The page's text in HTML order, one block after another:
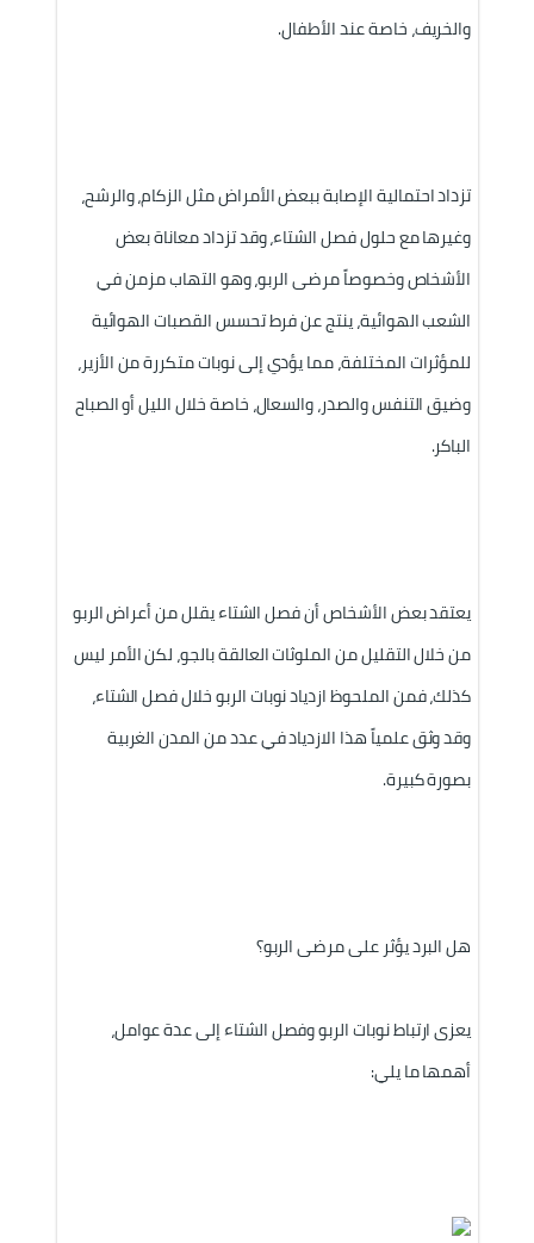
والخريف، خاصة عند الأطفال.
تزداد احتمالية الإصابة ببعض الأمراض مثل الزكام، والرشح،
وغيرها مع حلول فصل الشتاء، وقد تزداد معاناة بعض
الأشخاص وخصوصاً مرضى الربو، وهو التهاب مزمن في
الشعب الهوائية، ينتج عن فرط تحسس القصبات الهوائية
للمؤثرات المختلفة، مما يؤدي إلى نوبات متكررة من الأزير،
وضيق التنفس والصدر، والسعال، خاصة خلال الليل أو الصباح
الباكر.
يعتقد بعض الأشخاص أن فصل الشتاء يقلل من أعراض الربو
من خلال التقليل من الملوثات العالقة بالجو، لكن الأمر ليس
كذلك، فمن الملحوظ ازدياد نوبات الربو خلال فصل الشتاء،
وقد وثق علمياً هذا الازدياد في عدد من المدن الغربية
بصورة كبيرة.
هل البرد يؤثر على مرضى الربو؟
يعزى ارتباط نوبات الربو وفصل الشتاء إلى عدة عوامل،
أهمها ما يلي: